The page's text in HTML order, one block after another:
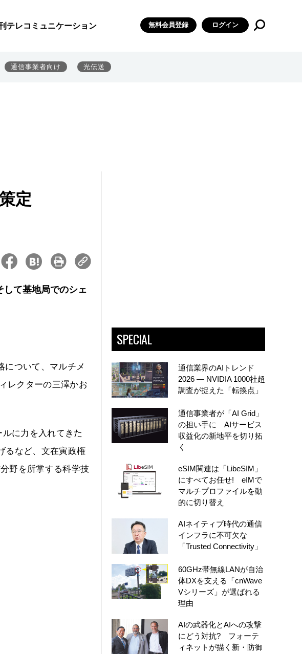
テレコミュニケーション 無料会員登録 ログイン
通信事業者向け 光伝送
定
して基地局でのシェ
について、マルチメ
レクターの三澤かお
に力を入れてきた
るなど、文在寅政権
野を所掌する科学技
SPECIAL
通信業界のAIトレンド
2026 ― NVIDIA 1000社超
調査が捉えた「転換点」
通信事業者が「AI Grid」
の担い手に AIサービス
収益化の新地平を切り拓
く
eSIM関連は「LibeSIM」
にすべてお任せ! eIMで
マルチプロファイルを動
的に切り替え
AIネイティブ時代の通信
インフラに不可欠な
「Trusted Connectivity」
60GHz帯無線LANが自治
体DXを支える「cnWave
Vシリーズ」が選ばれる
理由
AIの武器化とAIへの攻撃
にどう対抗? フォーテ
ィネットが描く新・防御